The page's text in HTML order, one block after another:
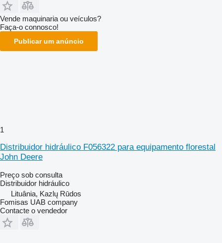
Vende maquinaria ou veículos?
Faça-o connosco!
Publicar um anúncio
1
Distribuidor hidráulico F056322 para equipamento florestal
John Deere
Preço sob consulta
Distribuidor hidráulico
Lituânia, Kazlų Rūdos
Fomisas UAB company
Contacte o vendedor